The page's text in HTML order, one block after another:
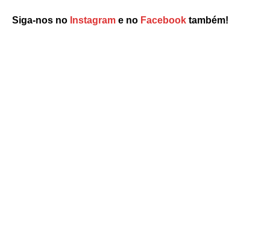
Siga-nos no Instagram e no Facebook também!